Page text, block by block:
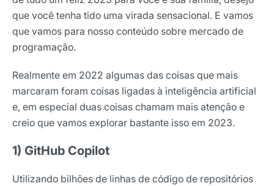
que você tenha tido uma virada sensacional. E vamos
que vamos para nosso conteúdo sobre mercado de
programação.
Realmente em 2022 algumas das coisas que mais
marcaram foram coisas ligadas à inteligência artificial
e, em especial duas coisas chamam mais atenção e
creio que vamos explorar bastante isso em 2023.
1) GitHub Copilot
Utilizando bilhões de linhas de código de repositórios